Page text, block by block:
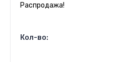
Распродажа!
Кол-во: